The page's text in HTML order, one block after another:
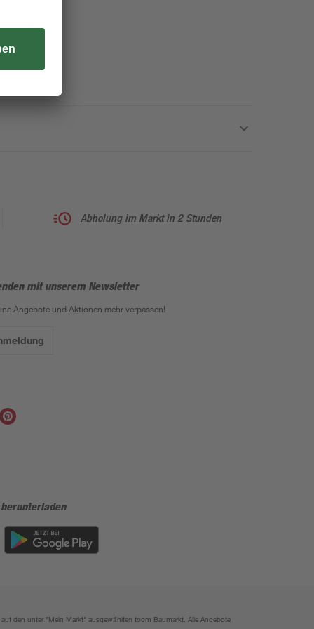
Abholung im Markt in 2 Stunden
mit unserem Newsletter
Angebote und Aktionen mehr verpassen!
den unter "Mein Markt" ausgewählten toom Baumarkt. Alle Angebote